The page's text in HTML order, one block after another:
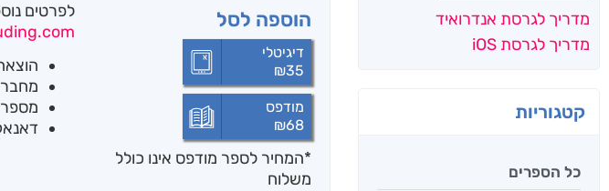
מדריך לגרסת אנדרואיד
מדריך לגרסת iOS
קטגוריות
כל הספרים
הוספה לסל
דיגיטלי
₪35
מודפס
₪68
*המחיר לספר מודפס אינו כולל
משלוח
לפרטים
מספר
דאנאקוד: